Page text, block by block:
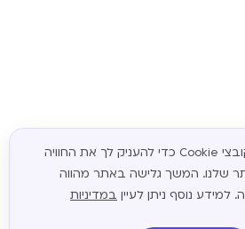
המשך
אנו משתמשים בקובצי Cookie כדי להעניק לך את החוויה
שלנו. המשך גלישה באתר מהווה
נוסף ניתן לעיין במדיניות